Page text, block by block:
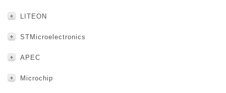
LITEON
STMicroelectronics
APEC
Microchip